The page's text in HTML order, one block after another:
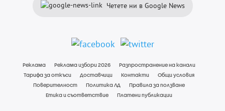
Четете ни в Google News
Реклама Реклама избори 2026
Разпространение на канали
Тарифа за откъси
Доставчици Контакти
Общи условия
Поверителност
Политика ЛД
Правила за ползване
Етика и съответствие
Платени публикации